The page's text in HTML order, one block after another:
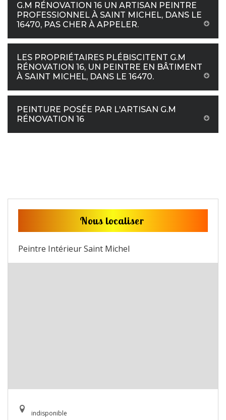
G.M RÉNOVATION 16 UN ARTISAN PEINTRE
PROFESSIONNEL À SAINT MICHEL, DANS LE
16470, PAS CHER À APPELER.
LES PROPRIÉTAIRES PLÉBISCITENT G.M
RÉNOVATION 16, UN PEINTRE EN BÂTIMENT
À SAINT MICHEL, DANS LE 16470.
PEINTURE POSÉE PAR L'ARTISAN G.M
RÉNOVATION 16
Nous localiser
Peintre Intérieur Saint Michel
indisponible